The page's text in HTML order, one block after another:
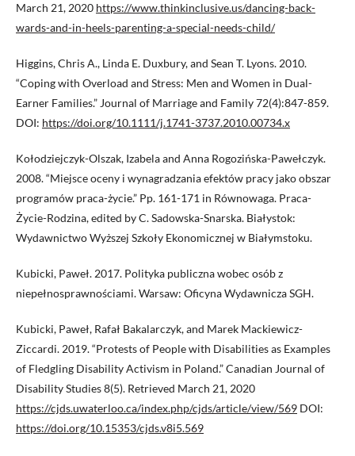
March 21, 2020 https://www.thinkinclusive.us/dancing-back-
wards-and-in-heels-parenting-a-special-needs-child/
Higgins, Chris A., Linda E. Duxbury, and Sean T. Lyons. 2010.
“Coping with Overload and Stress: Men and Women in Dual-
Earner Families.” Journal of Marriage and Family 72(4):847-859.
DOI: https://doi.org/10.1111/j.1741-3737.2010.00734.x
Kołodziejczyk-Olszak, Izabela and Anna Rogozińska-Pawełczyk.
2008. “Miejsce oceny i wynagradzania efektów pracy jako obszar
programów praca-życie.” Pp. 161-171 in Równowaga. Praca-
Życie-Rodzina, edited by C. Sadowska-Snarska. Białystok:
Wydawnictwo Wyższej Szkoły Ekonomicznej w Białymstoku.
Kubicki, Paweł. 2017. Polityka publiczna wobec osób z
niepełnosprawnościami. Warsaw: Oficyna Wydawnicza SGH.
Kubicki, Paweł, Rafał Bakalarczyk, and Marek Mackiewicz-
Ziccardi. 2019. “Protests of People with Disabilities as Examples
of Fledgling Disability Activism in Poland.” Canadian Journal of
Disability Studies 8(5). Retrieved March 21, 2020
https://cjds.uwaterloo.ca/index.php/cjds/article/view/569 DOI:
https://doi.org/10.15353/cjds.v8i5.569